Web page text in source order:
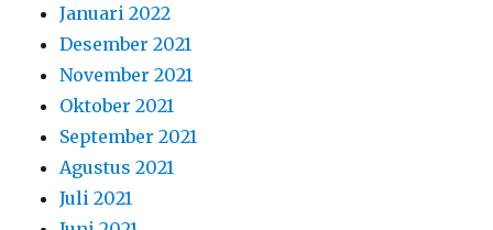
Januari 2022
Desember 2021
November 2021
Oktober 2021
September 2021
Agustus 2021
Juli 2021